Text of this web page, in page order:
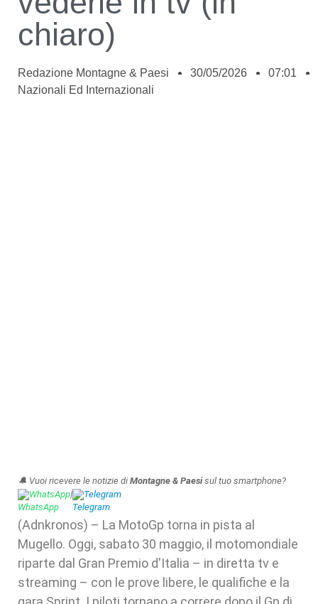
chiaro)
Redazione Montagne & Paesi 30/05/2026
07:01
Nazionali Ed Internazionali
🔔 Vuoi ricevere le notizie di Montagne & Paesisul tuo smartphone?
WhatsApp| Telegram
(Adnkronos) – La MotoGp torna in pista al
Mugello. Oggi, sabato 30 maggio, il motomondiale
riparte dal Gran Premio d'Italia – in diretta tv e
streaming – con le prove libere, le qualifiche e la